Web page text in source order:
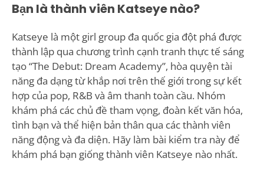
Bạn là thành viên Katseye nào?
Katseye là một girl group đa quốc gia đột phá được
thành lập qua chương trình cạnh tranh thực tế sáng
tạo “The Debut: Dream Academy”, hòa quyện tài
năng đa dạng từ khắp nơi trên thế giới trong sự kết
hợp của pop, R&B và âm thanh toàn cầu. Nhóm
khám phá các chủ đề tham vọng, đoàn kết văn hóa,
tình bạn và thể hiện bản thân qua các thành viên
năng động và đa diện. Hãy làm bài kiểm tra này để
khám phá bạn giống thành viên Katseye nào nhất.